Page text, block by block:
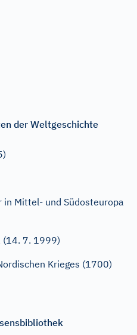
der Weltgeschichte
in Mittel- und Südosteuropa
(14. 7. 1999)
Krieges (1700)